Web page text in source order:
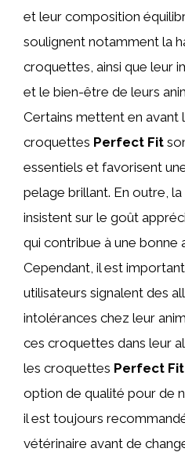
et leur composition
soulignent notamment la
croquettes, ainsi que leur
et le bien-être de leurs
Certains mettent en avant
croquettes Perfect Fit
essentiels et favorisent
pelage brillant. En outre,
insistent sur le goût
qui contribue à une bonne
Cependant, il est
utilisateurs signalent des
intolérances chez leur
ces croquettes dans leur
les croquettes Perfect Fit
option de qualité pour de
il est toujours
vétérinaire avant de